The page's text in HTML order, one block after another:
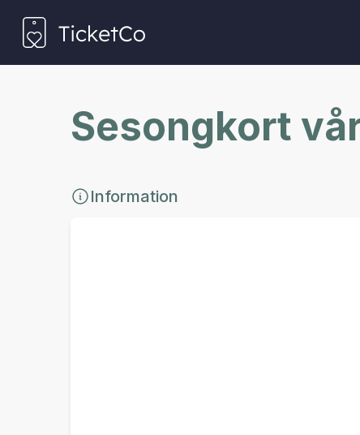
Sesongkort
Information